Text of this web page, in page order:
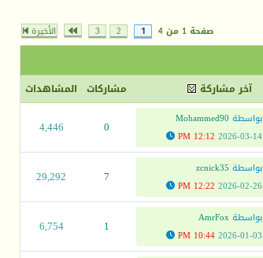
صفحة 1 من 4 1
2
3 الأخيرة
آخر مشاركة مشاركات المشاهدات
بواسطة Mohammed90
2026-03-14
12:12 PM
0
4,446
بواسطة zcnick35
2026-02-26
12:22 PM
7
29,292
بواسطةAmrFox
2026-01-03
10:44 PM
1
6,754